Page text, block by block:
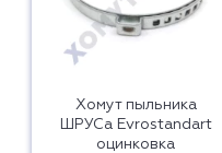
Хомут пыльника
ШРУСа Evrostandart
оцинковка